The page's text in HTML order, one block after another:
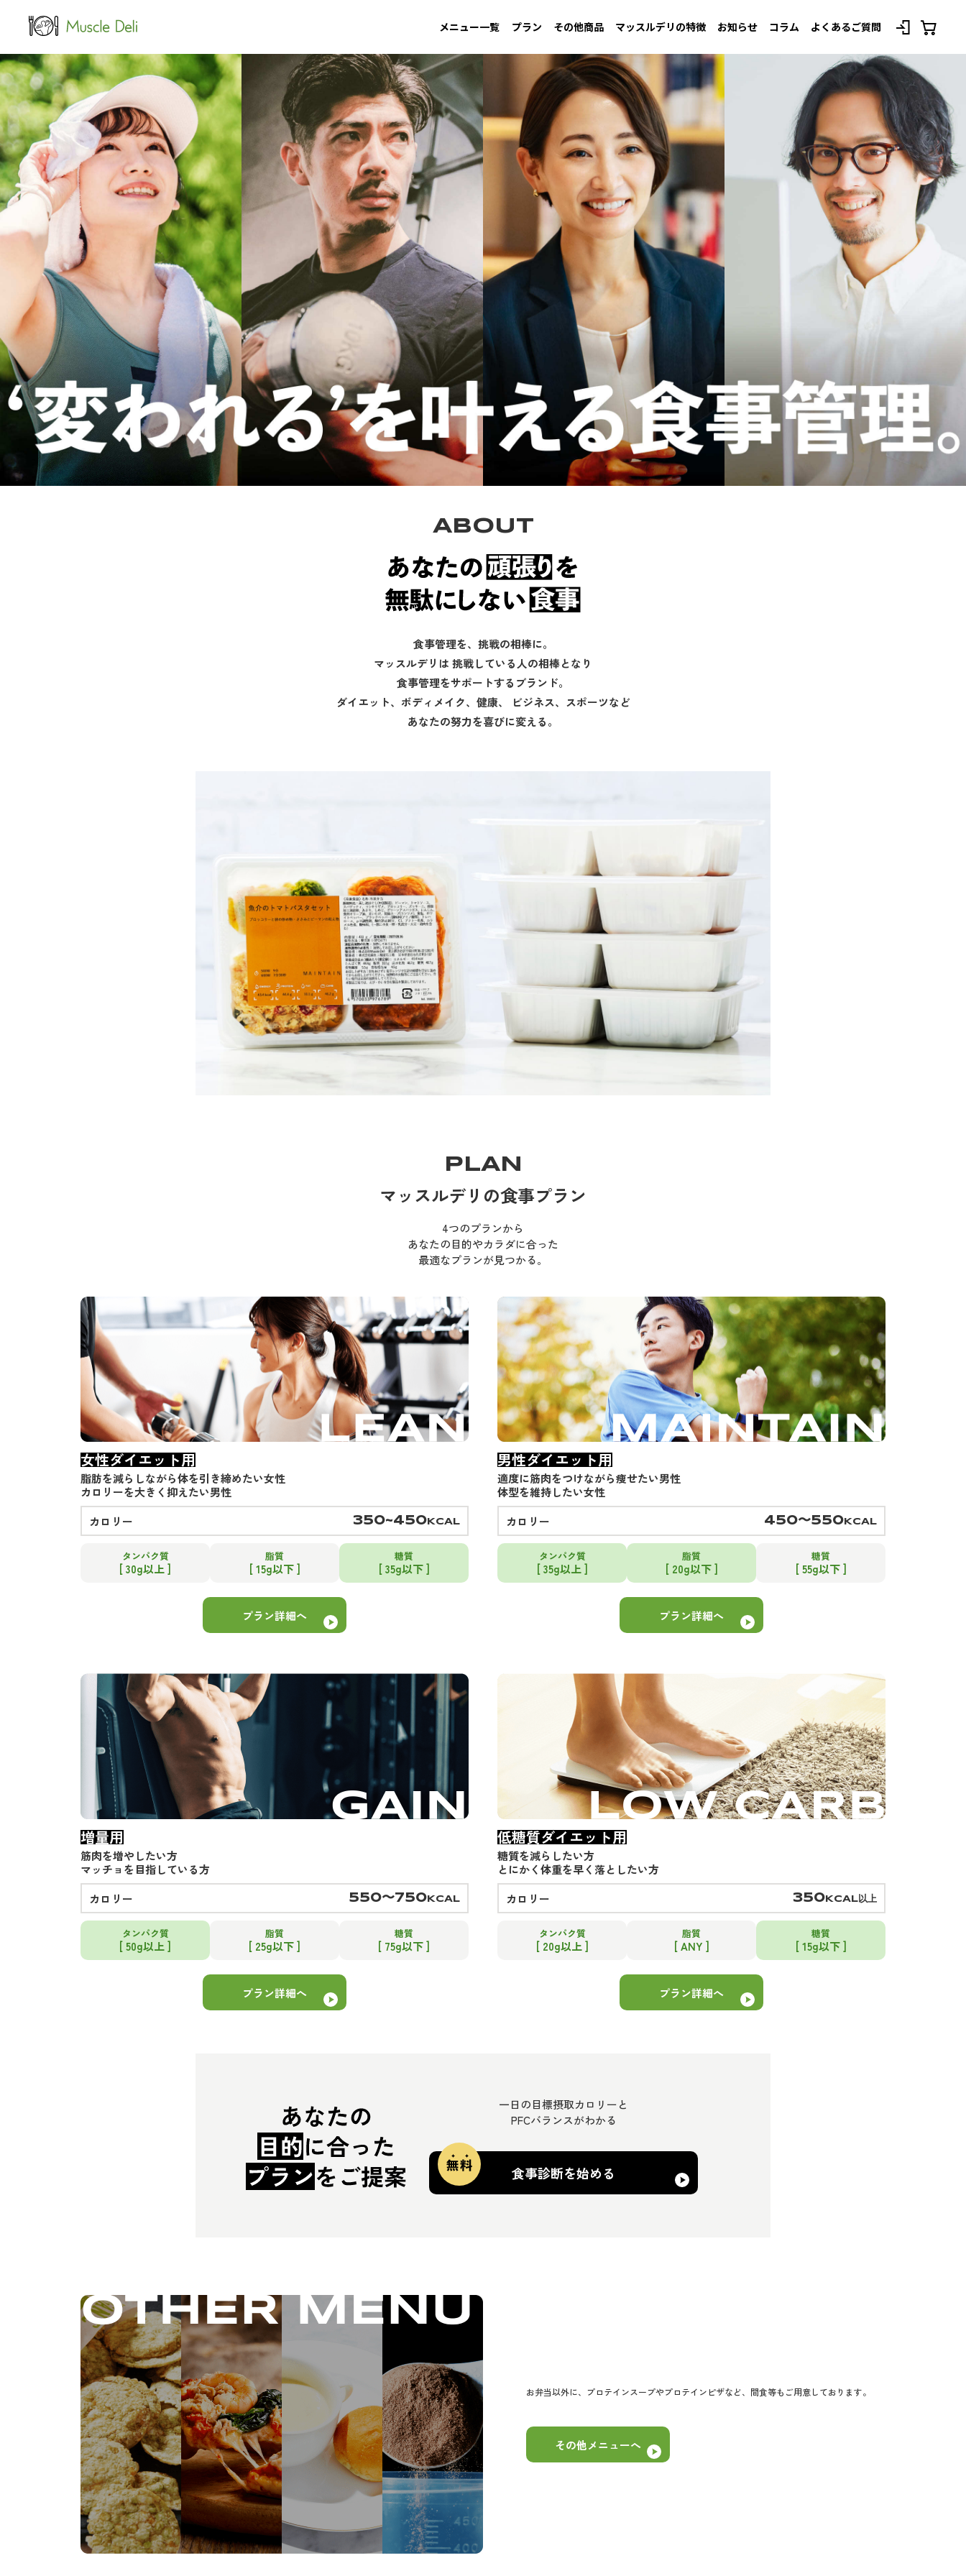
メニュー一覧 プラン
LEAN
女性ダイエット用
MAINTAIN
男性ダイエット用
GAIN
増量用
LOW CARB
低糖質 すべてのプランを見る
その他商品 マッスルデリの特徴 お知らせ
Information
お知らせ
New arrival
新商品
Campaign
キャンペーン
コラム よくあるご質問
ABOUT
食事管理を、挑戦の相棒に。
マッスルデリは 挑戦している人の相棒となり
食事管理をサポートするブランド。
ダイエット、ボディメイク、健康、
ビジネス、スポーツなど
あなたの努力を喜びに変える。
PLAN
マッスルデリの食事プラン
4つのプランから
あなたの目的やカラダに合った
最適なプランが見つかる。
女性ダイエット用
脂肪を減らしながら体を引き締めたい女性
カロリーを大きく抑えたい男性
カロリー
350~450 KCAL
タンパク質
[ 30g以上 ]
脂質
[ 15g以下 ]
糖質
[ 35g以下 ]
プラン詳細へ
男性ダイエット用
適度に筋肉をつけながら痩せたい男性
体型を維持したい女性
カロリー
450〜550 KCAL
タンパク質
[ 35g以上 ]
脂質
[ 20g以下 ]
糖質
[ 55g以下 ]
プラン詳細へ
増量用
筋肉を増やしたい方
マッチョを目指している方
カロリー
550〜750 KCAL
タンパク質
[ 50g以上 ]
脂質
[ 25g以下 ]
糖質
[ 75g以下 ]
プラン詳細へ
低糖質ダイエット用
糖質を減らしたい方
とにかく体重を早く落としたい方
カロリー
350 KCAL以上
タンパク質
[ 20g以上 ]
脂質
[ ANY ]
糖質
[ 15g以下 ]
プラン詳細へ
一日の目標摂取カロリーと
PFCバランスがわかる
食事診断を始める
お弁当以外に、 プロテインスープやプロテインピザなど、 間食等もご用意しております。
その他メニューへ